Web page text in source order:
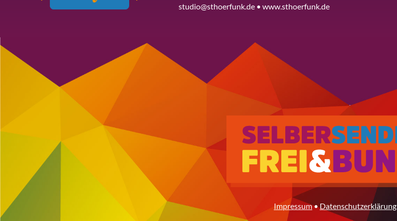
studio@sthoerfunk.de • www.sthoerfunk.de
Impressum•Datenschutzerklärung